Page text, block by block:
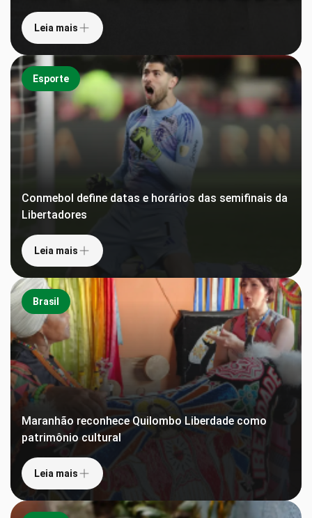
Leia mais
Esporte
Conmebol define datas e horários das semifinais da
Libertadores
Leia mais
Brasil
Maranhão reconhece Quilombo Liberdade como
patrimônio cultural
Leia mais